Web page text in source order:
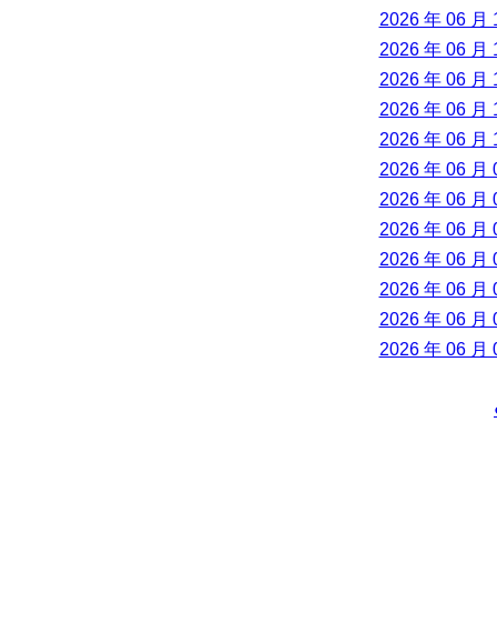
2026 年 06 月
2026 年 06 月
2026 年 06 月
2026 年 06 月
2026 年 06 月
2026 年 06 月
2026 年 06 月
2026 年 06 月
2026 年 06 月
2026 年 06 月
2026 年 06 月
2026 年 06 月